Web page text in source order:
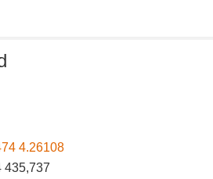
4.26108
435,737